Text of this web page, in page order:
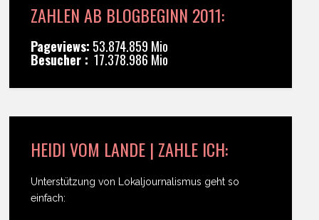
ZAHLEN AB BLOGBEGINN 2011:
Pageviews: 53.874.859 Mio
Besucher : 17.378.986 Mio
HEIDI VOM LANDE | ZAHLE ICH:
Unterstützung von Lokaljournalismus geht so
einfach: